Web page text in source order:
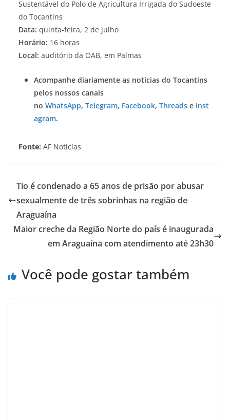
Sustentável do Polo de Agricultura Irrigada do Sudoeste
do Tocantins
Data: quinta-feira, 2 de julho
Horário: 16 horas
Local: auditório da OAB, em Palmas
Acompanhe diariamente as notícias do Tocantins
pelos nossos canais
no WhatsApp, Telegram, Facebook, Threads e Inst
agram.
Fonte: AF Noticias
Tio é condenado a 65 anos de prisão por abusar
sexualmente de três sobrinhas na região de
Araguaína
Maior creche da Região Norte do país é inaugurada
em Araguaína com atendimento até 23h30
Você pode gostar também